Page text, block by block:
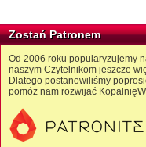
Zostań Patronem
Od 2006 roku popularyzujemy
naszym Czytelnikom jeszcze
Dlatego postanowiliśmy
pomóż nam rozwijać